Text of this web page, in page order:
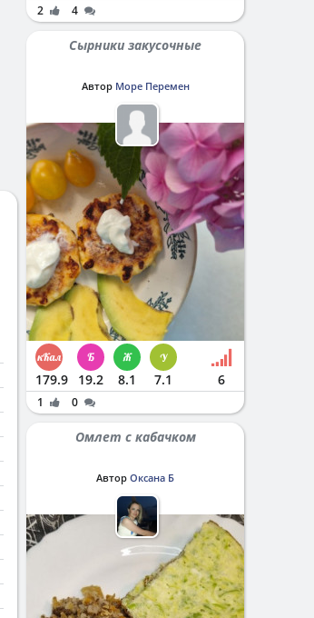
2 4
Сырники закусочные
Автор Море Перемен
179.9 19.2 8.1 7.1 6
1 0
Омлет с кабачком
Автор Оксана Б